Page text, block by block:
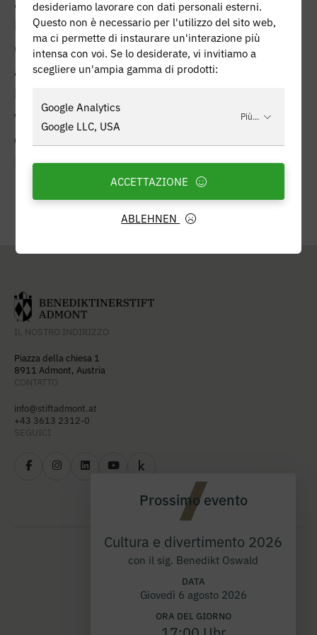
libera e pascolo.
Circa 185 ettari di pascolo, circa 60 ettari di
alpeggio (Kaiserau), circa 180 vacche da
vitelli toro vengono venduti per l'ingrasso
dopo 14 giorni). Il latte viene consegnato alla
Ennstal Milch KG.
IL NOSTRO INDIRIZZO
Piazza della chiesa 1
8911 Admont, Austria
CONTATTO
info@stiftadmont.at
+43 3613 2312-0
SEGUICI
Prossimo evento
Cultura e divertimento 2026
con il sig. Benedikt Oswald
DATA
Giovedì 6 agosto 2026
ORA DEL GIORNO
desideriamo lavorare con dati personali esterni.
Questo non è necessario per l'utilizzo del sito web,
ma ci permette di instaurare un'interazione più
intensa con voi. Se lo desiderate, vi invitiamo a
scegliere un'ampia gamma di prodotti:
Google Analytics
Google LLC, USA
Più...
ABLEHNEN
ACCETTAZIONE